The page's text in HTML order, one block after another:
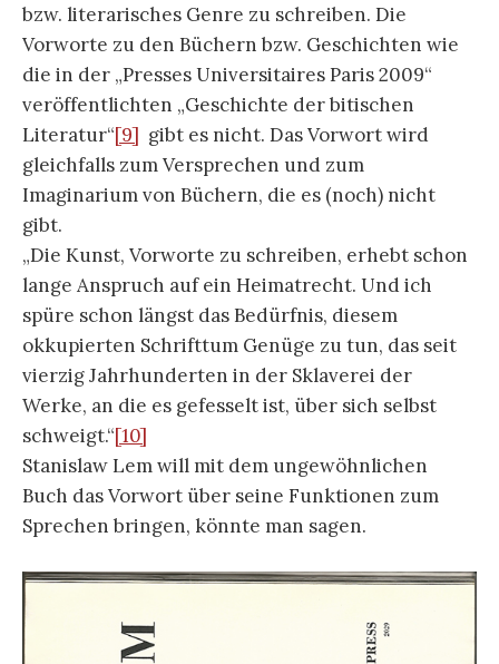
bzw. literarisches Genre zu schreiben. Die
Vorworte zu den Büchern bzw. Geschichten wie
die in der „Presses Universitaires Paris 2009“
veröffentlichten „Geschichte der bitischen
Literatur“[9] gibt es nicht. Das Vorwort wird
gleichfalls zum Versprechen und zum
Imaginarium von Büchern, die es (noch) nicht
gibt.
„Die Kunst, Vorworte zu schreiben, erhebt schon
lange Anspruch auf ein Heimatrecht. Und ich
spüre schon längst das Bedürfnis, diesem
okkupierten Schrifttum Genüge zu tun, das seit
vierzig Jahrhunderten in der Sklaverei der
Werke, an die es gefesselt ist, über sich selbst
schweigt.“[10]
Stanislaw Lem will mit dem ungewöhnlichen
Buch das Vorwort über seine Funktionen zum
Sprechen bringen, könnte man sagen.